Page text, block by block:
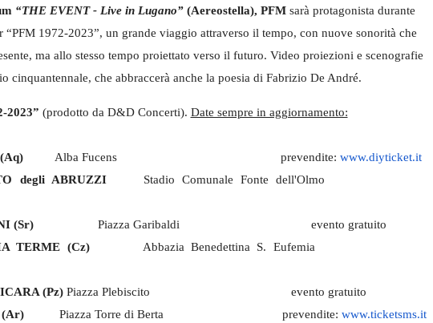
“THE EVENT - Live in Lugano”(Aereostella), PFMsarà protagonista durante
“PFM 1972-2023”, un grande viaggio attraverso il tempo, con nuove sonorità che
ma allo stesso tempo proiettato verso il futuro. Video proiezioni e scenografie
cinquantennale, che abbraccerà anche la poesia di Fabrizio De André.
2023” (prodotto da D&D Concerti). Date sempre in aggiornamento:
Alba Fucens prevendite: www.diyticket.it
degli ABRUZZIStadio Comunale Fonte dell'Olmo
(Sr) Piazza Garibaldi
evento gratuito
TERME (Cz)Abbazia Benedettina S. Eufemia
(Pz) Piazza Plebiscito
evento gratuito
(Ar)Piazza Torre di Berta prevendite: www.ticketsms.it